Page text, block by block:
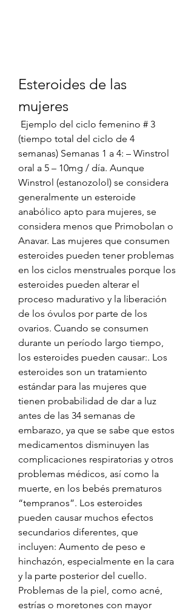
Esteroides de las
mujeres
(tiempo total del ciclo de 4
semanas) Semanas 1 a 4: – Winstrol
oral a 5 – 10mg / día. Aunque
Winstrol (estanozolol) se considera
generalmente un esteroide
anabólico apto para mujeres, se
considera menos que Primobolan o
Anavar. Las mujeres que consumen
esteroides pueden tener problemas
en los ciclos menstruales porque los
esteroides pueden alterar el
proceso madurativo y la liberación
de los óvulos por parte de los
ovarios. Cuando se consumen
durante un período largo tiempo,
los esteroides pueden causar:. Los
esteroides son un tratamiento
estándar para las mujeres que
tienen probabilidad de dar a luz
antes de las 34 semanas de
embarazo, ya que se sabe que estos
medicamentos disminuyen las
complicaciones respiratorias y otros
problemas médicos, así como la
muerte, en los bebés prematuros
“tempranos”. Los esteroides
pueden causar muchos efectos
secundarios diferentes, que
incluyen: Aumento de peso e
hinchazón, especialmente en la cara
y la parte posterior del cuello.
Problemas de la piel, como acné,
estrías o moretones con mayor